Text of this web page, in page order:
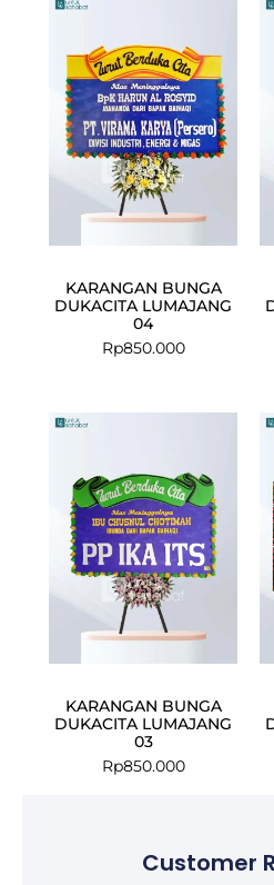
KARANGAN BUNGA
DUKACITA LUMAJANG
04
Rp850.000
KARANGAN BUNGA
DUKACITA LUMAJANG
03
Rp850.000
Customer